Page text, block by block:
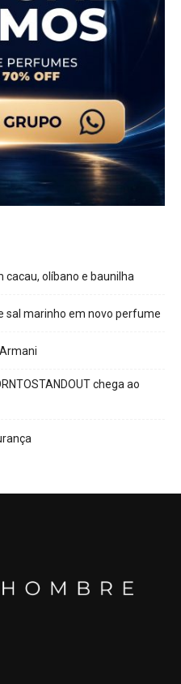
cacau, olíbano e baunilha
sal marinho em novo perfume
chega ao